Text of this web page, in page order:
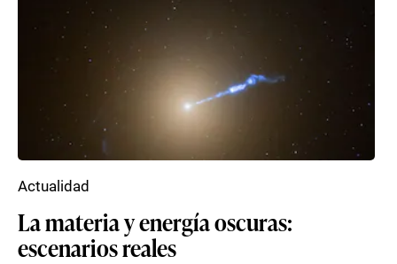
La materia y energía oscuras:
escenarios reales
Actualidad